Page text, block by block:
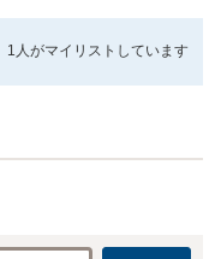
1人がマイリストしています